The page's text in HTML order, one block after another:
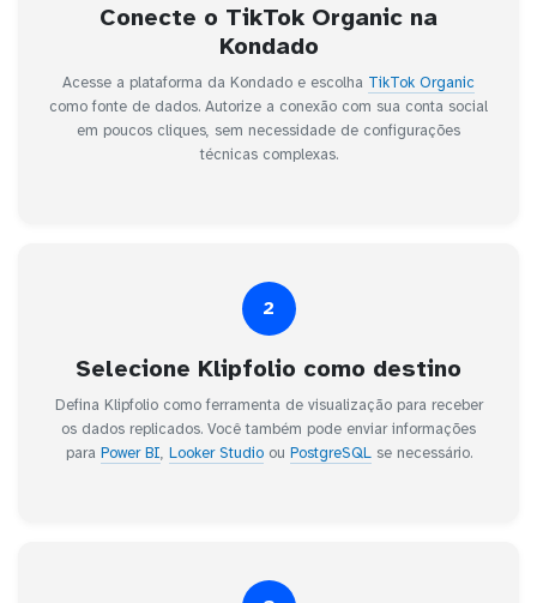
Conecte o TikTok Organic na
Kondado
Acesse a plataforma da Kondado e escolha TikTok Organic
como fonte de dados. Autorize a conexão com sua conta social
em poucos cliques, sem necessidade de configurações
técnicas complexas.
2
Selecione Klipfolio como destino
Defina Klipfolio como ferramenta de visualização para receber
os dados replicados. Você também pode enviar informações
para Power BI, Looker Studioou PostgreSQLse necessário.